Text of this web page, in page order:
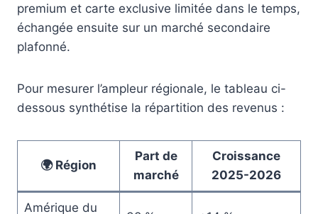
premium et carte exclusive limitée dans le temps,
échangée ensuite sur un marché secondaire
plafonné.
Pour mesurer l’ampleur régionale, le tableau ci-
dessous synthétise la répartition des revenus :
🌍 Région
Part de
marché
Croissance
2025-2026
Amérique du